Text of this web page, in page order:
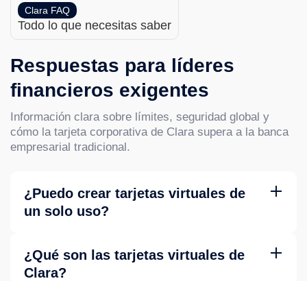
Clara FAQ
Todo lo que necesitas saber
Respuestas para líderes
financieros exigentes
Información clara sobre límites, seguridad global y
cómo la tarjeta corporativa de Clara supera a la banca
empresarial tradicional.
¿Puedo crear tarjetas virtuales de
un solo uso?
personalizados y restricciones por categoría de comercio.
¿Qué son las tarjetas virtuales de
Clara?